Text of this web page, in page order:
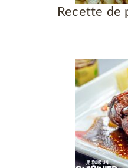
Recette de